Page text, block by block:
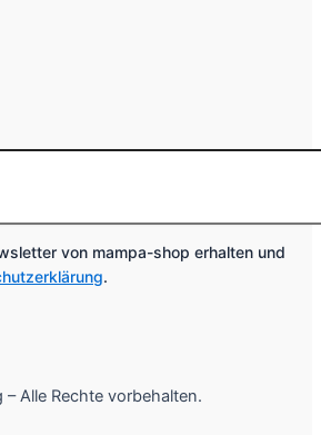
von mampa-shop erhalten und
.
Alle Rechte vorbehalten.